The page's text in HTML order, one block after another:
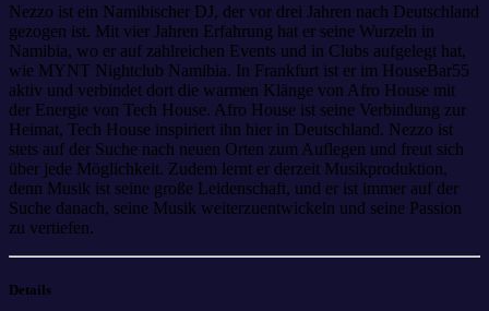
Nezzo ist ein Namibischer DJ, der vor drei Jahren nach Deutschland
gezogen ist. Mit vier Jahren Erfahrung hat er seine Wurzeln in
Namibia, wo er auf zahlreichen Events und in Clubs aufgelegt hat,
wie MYNT Nightclub Namibia. In Frankfurt ist er im HouseBar55
aktiv und verbindet dort die warmen Klänge von Afro House mit
der Energie von Tech House. Afro House ist seine Verbindung zur
Heimat, Tech House inspiriert ihn hier in Deutschland. Nezzo ist
stets auf der Suche nach neuen Orten zum Auflegen und freut sich
über jede Möglichkeit. Zudem lernt er derzeit Musikproduktion,
denn Musik ist seine große Leidenschaft, und er ist immer auf der
Suche danach, seine Musik weiterzuentwickeln und seine Passion
zu vertiefen.
Details